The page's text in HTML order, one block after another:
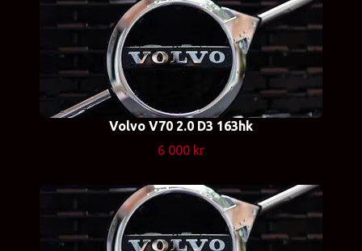
Volvo V70 2.0 D3 163hk
6 000 kr